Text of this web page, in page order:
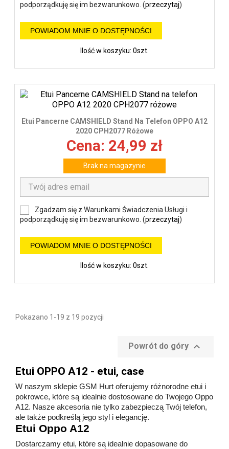
podporządkuję się im bezwarunkowo. (przeczytaj)
POWIADOM MNIE O DOSTĘPNOŚCI
Ilość w koszyku: 0szt.
Etui Pancerne CAMSHIELD Stand Na Telefon OPPO A12
2020 CPH2077 Różowe
Cena: 24,99 zł
Brak na magazynie
Zgadzam się z Warunkami Świadczenia Usługi i
podporządkuję się im bezwarunkowo. (przeczytaj)
POWIADOM MNIE O DOSTĘPNOŚCI
Ilość w koszyku: 0szt.
Pokazano 1-19 z 19 pozycji
Powrót do góry 
Etui OPPO A12 - etui, case
W naszym sklepie GSM Hurt oferujemy różnorodne etui i
pokrowce, które są idealnie dostosowane do Twojego Oppo
A12. Nasze akcesoria nie tylko zabezpieczą Twój telefon,
ale także podkreślą jego styl i elegancję.
Etui Oppo A12
Dostarczamy etui, które są idealnie dopasowane do